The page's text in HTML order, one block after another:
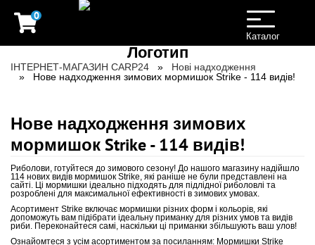
0
Toggle
navigation
Каталог
ІНТЕРНЕТ-МАГАЗИН CARP24
Нові надходження
Нове надходження зимових мормишок Strike - 114 видів!
Нове надходження зимових
мормишок Strike - 114 видів!
Риболови, готуйтеся до зимового сезону! До нашого магазину надійшло
114 нових видів мормишок Strike, які раніше не були представлені на
сайті. Ці мормишки ідеально підходять для підлідної риболовлі та
розроблені для максимальної ефективності в зимових умовах.
Асортимент Strike включає мормишки різних форм і кольорів, які
допоможуть вам підібрати ідеальну приманку для різних умов та видів
риби. Переконайтеся самі, наскільки ці приманки збільшують ваш улов!
Ознайомтеся з усім асортиментом за посиланням: Мормишки Strike